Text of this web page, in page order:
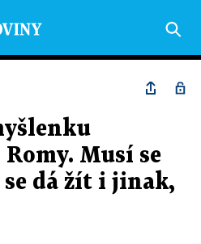
Musí se
dá žít i jinak,